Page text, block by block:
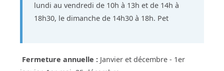
lundi au vendredi de 10h à 13h et de 14h à
18h30, le dimanche de 14h30 à 18h. Pet
Fermeture annuelle : Janvier et décembre - 1er